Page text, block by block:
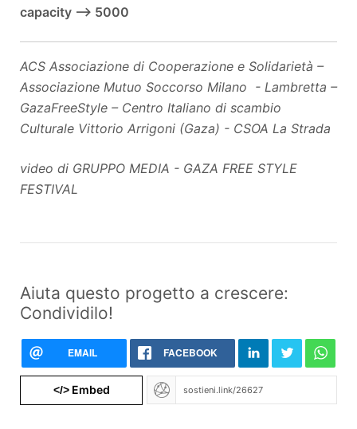
capacity --> 5000
ACS Associazione di Cooperazione e Solidarietà –
Associazione Mutuo Soccorso Milano - Lambretta –
GazaFreeStyle – Centro Italiano di scambio
Culturale Vittorio Arrigoni (Gaza) - CSOA La Strada
video di GRUPPO MEDIA - GAZA FREE STYLE
FESTIVAL
Aiuta questo progetto a crescere:
Condividilo!
EMAIL FACEBOOK
</>Embed